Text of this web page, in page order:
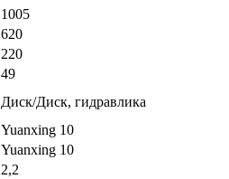
1005
620
220
49
Диск/Диск, гидравлика
Yuanxing 10
Yuanxing 10
2,2